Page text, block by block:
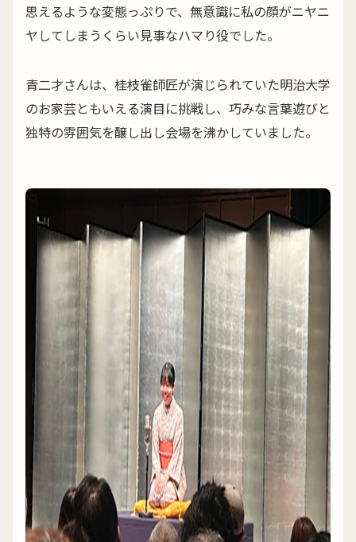
思えるような変態っぷりで、無意識に私の顔がニヤニ
ヤしてしまうくらい見事なハマり役でした。
青二才さんは、桂枝雀師匠が演じられていた明治大学
のお家芸ともいえる演目に挑戦し、巧みな言葉遊びと
独特の雰囲気を醸し出し会場を沸かしていました。